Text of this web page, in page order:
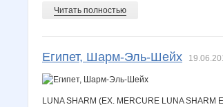
Читать полностью
Египет, Шарм-Эль-Шейх
LUNA SHARM (EX. MERCURE LUNA SHARM